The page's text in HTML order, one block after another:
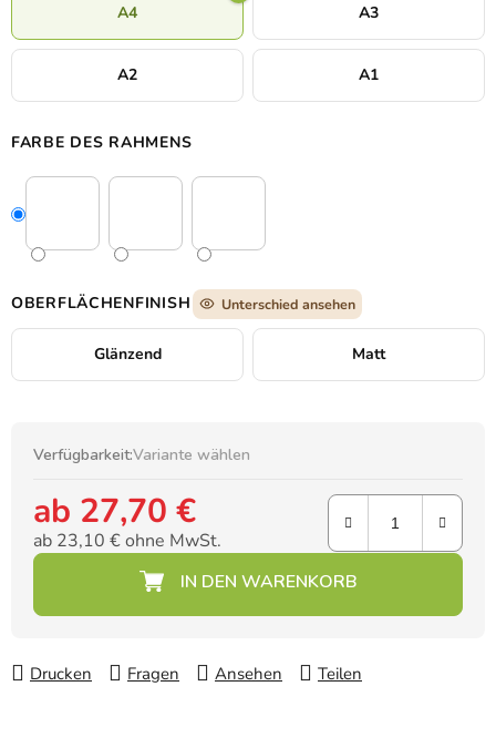
A4 A3
A2 A1
FARBE DES RAHMENS
OBERFLÄCHENFINISH Unterschied ansehen
Glänzend Matt
Verfügbarkeit:Variante wählen
ab 27,70 €
ab 23,10 €ohne MwSt.
Verkaufspreis:
Drucken Fragen Ansehen Teilen